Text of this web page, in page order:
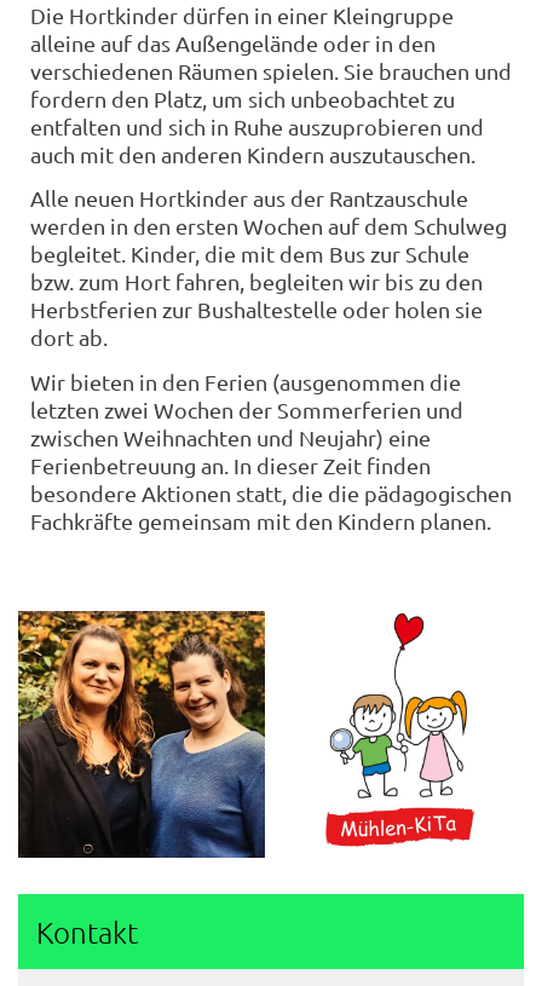
Die Hortkinder dürfen in einer Kleingruppe
alleine auf das Außengelände oder in den
verschiedenen Räumen spielen. Sie brauchen und
fordern den Platz, um sich unbeobachtet zu
entfalten und sich in Ruhe auszuprobieren und
auch mit den anderen Kindern auszutauschen.
Alle neuen Hortkinder aus der Rantzauschule
werden in den ersten Wochen auf dem Schulweg
begleitet. Kinder, die mit dem Bus zur Schule
bzw. zum Hort fahren, begleiten wir bis zu den
Herbstferien zur Bushaltestelle oder holen sie
dort ab.
Wir bieten in den Ferien (ausgenommen die
letzten zwei Wochen der Sommerferien und
zwischen Weihnachten und Neujahr) eine
Ferienbetreuung an. In dieser Zeit finden
besondere Aktionen statt, die die pädagogischen
Fachkräfte gemeinsam mit den Kindern planen.
Kontakt